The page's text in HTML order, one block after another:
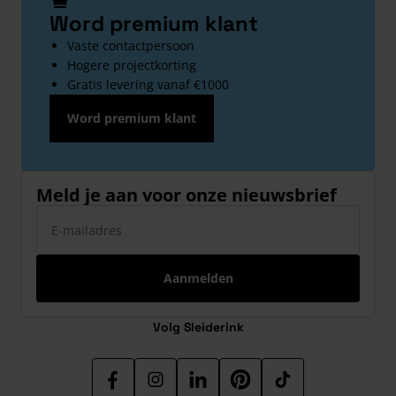
Word premium klant
Vaste contactpersoon
Hogere projectkorting
Gratis levering vanaf €1000
Word premium klant
Meld je aan voor onze nieuwsbrief
Aanmelden
Volg Sleiderink